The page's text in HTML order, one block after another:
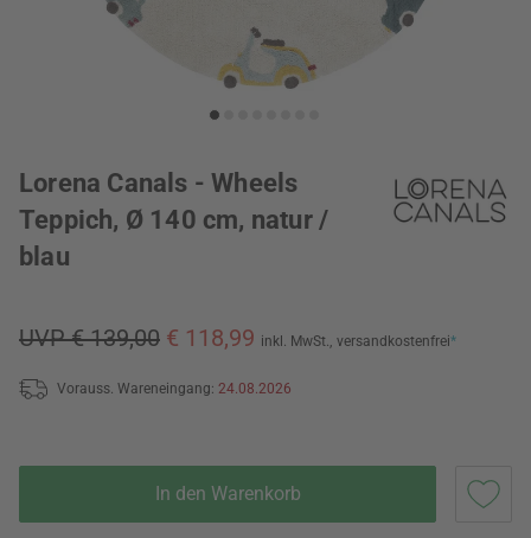
Lorena Canals - Wheels
Teppich, Ø 140 cm, natur /
blau
UVP € 139,00 € 118,99 inkl. MwSt., versandkostenfrei*
Vorauss. Wareneingang: 24.08.2026
In den Warenkorb